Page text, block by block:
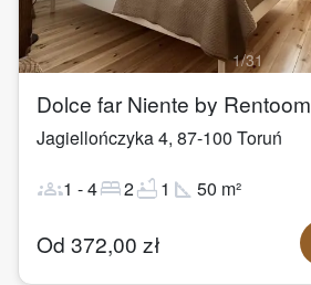
1/31
Dolce far Niente by Rentoom
Jagiellończyka 4, 87-100 Toruń
groups1 -4bed2bathtub1 square_foot 50 m²
Od 372,00 zł